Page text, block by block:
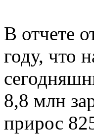
В отчете
году, что
8,8 млн
прирос